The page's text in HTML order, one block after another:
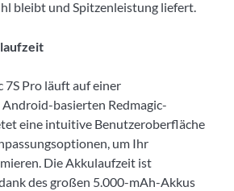
bleibt und Spitzenleistung liefert.
7S Pro läuft auf einer
basierten Redmagic-
eine intuitive Benutzeroberfläche
um Ihr
Die Akkulaufzeit ist
des großen 5.000-mAh-Akkus